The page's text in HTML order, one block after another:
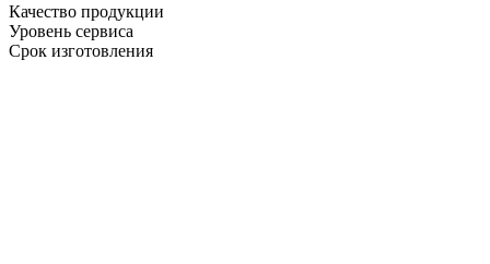
Качество продукции
Уровень сервиса
Срок изготовления